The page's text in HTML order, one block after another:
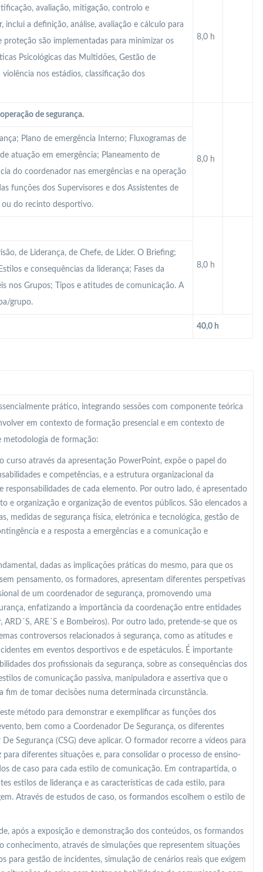
8,0 h
avaliação, mitigação, controlo e
a definição, análise, avaliação e cálculo para
proteção são implementadas para minimizar os
Psicológicas das Multidões, Gestão de
nos estádios, classificação dos
de segurança.
8,0 h
Plano de emergência Interno; Fluxogramas de
atuação em emergência; Planeamento de
do coordenador nas emergências e na operação
funções dos Supervisores e dos Assistentes de
do recinto desportivo.
8,0 h
de Liderança, de Chefe, de Líder. O Briefing;
e consequências da liderança; Fases da
nos Grupos; Tipos e atitudes de comunicação. A
grupo.
40,0 h
prático, integrando sessões com componente teórica
em contexto de formação presencial e em contexto de
de formação:
curso através da apresentação PowerPoint, expõe o papel do
e competências, e a estrutura organizacional da
responsabilidades de cada elemento. Por outro lado, é apresentado
e organização e organização de eventos públicos. São elencados a
medidas de segurança física, eletrónica e tecnológica, gestão de
e a resposta a emergências e a comunicação e
dadas as implicações práticas do mesmo, para que os
pensamento, os formadores, apresentam diferentes perspetivas
de um coordenador de segurança, promovendo uma
enfatizando a importância da coordenação entre entidades
ARE´S e Bombeiros). Por outro lado, pretende-se que os
controversos relacionados à segurança, como as atitudes e
em eventos desportivos e de espetáculos. É importante
dos profissionais da segurança, sobre as consequências dos
de comunicação passiva, manipuladora e assertiva que o
fim de tomar decisões numa determinada circunstância.
método para demonstrar e exemplificar as funções dos
bem como a Coordenador De Segurança, os diferentes
Segurança (CSG) deve aplicar. O formador recorre a vídeos para
diferentes situações e, para consolidar o processo de ensino-
de caso para cada estilo de comunicação. Em contrapartida, o
estilos de liderança e as características de cada estilo, para
Através de estudos de caso, os formandos escolhem o estilo de
após a exposição e demonstração dos conteúdos, os formandos
através de simulações que representem situações
para gestão de incidentes, simulação de cenários reais que exigem